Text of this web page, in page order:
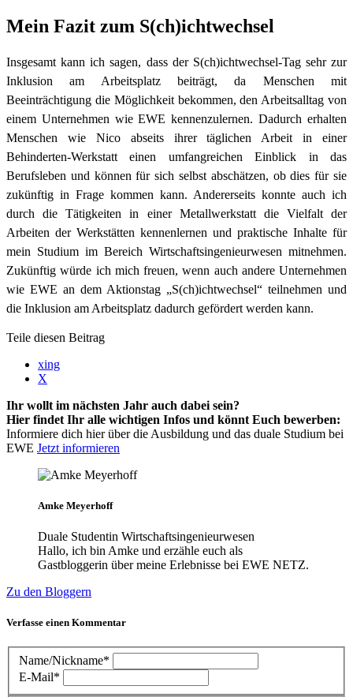
Mein Fazit zum S(ch)ichtwechsel
Insgesamt kann ich sagen, dass der S(ch)ichtwechsel-Tag sehr zur
Inklusion am Arbeitsplatz beiträgt, da Menschen mit
Beeinträchtigung die Möglichkeit bekommen, den Arbeitsalltag von
einem Unternehmen wie EWE kennenzulernen. Dadurch erhalten
Menschen wie Nico abseits ihrer täglichen Arbeit in einer
Behinderten-Werkstatt einen umfangreichen Einblick in das
Berufsleben und können für sich selbst abschätzen, ob dies für sie
zukünftig in Frage kommen kann. Andererseits konnte auch ich
durch die Tätigkeiten in einer Metallwerkstatt die Vielfalt der
Arbeiten der Werkstätten kennenlernen und praktische Inhalte für
mein Studium im Bereich Wirtschaftsingenieurwesen mitnehmen.
Zukünftig würde ich mich freuen, wenn auch andere Unternehmen
wie EWE an dem Aktionstag „S(ch)ichtwechsel“ teilnehmen und
die Inklusion am Arbeitsplatz dadurch gefördert werden kann.
Teile diesen Beitrag
xing
X
Ihr wollt im nächsten Jahr auch dabei sein?
Hier findet Ihr alle wichtigen Infos und könnt Euch bewerben:
Informiere dich hier über die Ausbildung und das duale Studium bei
EWE Jetzt informieren
Amke Meyerhoff
Duale Studentin Wirtschaftsingenieurwesen
Hallo, ich bin Amke und erzähle euch als
Gastbloggerin über meine Erlebnisse bei EWE NETZ.
Zu den Bloggern
Verfasse einen Kommentar
Name/Nickname*
E-Mail*